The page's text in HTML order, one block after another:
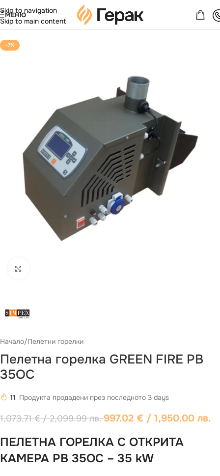
Skip to navigation
Skip to main content
МЕНЮ
-7%
Начало/Пелетни горелки
Пелетна горелка GREEN FIRE PB
35OC
11 Продукта продадени през последното 3 days
1,073.71€/ 2,099.99 лв.997.02 € / 1,950.00 лв.
ПЕЛЕТНА ГОРЕЛКА С ОТКРИТА
КАМЕРА PB 35OC – 35 kW